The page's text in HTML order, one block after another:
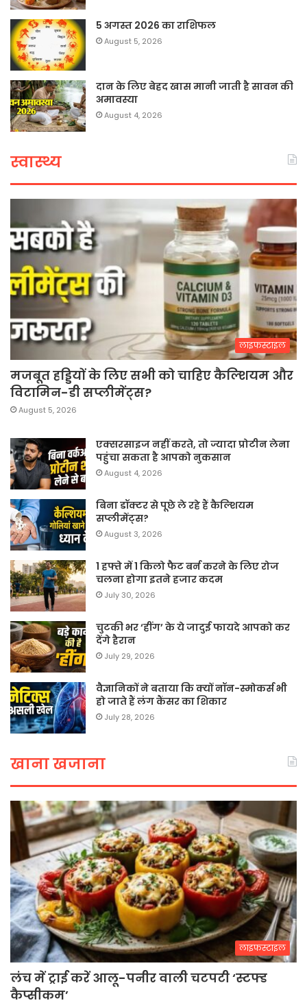
5 अगस्त 2026 का राशिफल
August 5, 2026
दान के लिए बेहद खास मानी जाती है सावन की
अमावस्या
August 4, 2026
स्वास्थ्य
लाइफस्टाइल
मजबूत हड्डियों के लिए सभी को चाहिए कैल्शियम और
विटामिन-डी सप्लीमेंट्स?
August 5, 2026
एक्सरसाइज नहीं करते, तो ज्यादा प्रोटीन लेना
पहुंचा सकता है आपको नुकसान
August 4, 2026
बिना डॉक्टर से पूछे ले रहे हैं कैल्शियम
सप्लीमेंट्स?
August 3, 2026
1 हफ्ते में 1 किलो फैट बर्न करने के लिए रोज
चलना होगा इतने हजार कदम
July 30, 2026
चुटकी भर ‘हींग’ के ये जादुई फायदे आपको कर
देंगे हैरान
July 29, 2026
वैज्ञानिकों ने बताया कि क्यों नॉन-स्मोकर्स भी
हो जाते हैं लंग कैंसर का शिकार
July 28, 2026
खाना खजाना
लाइफस्टाइल
लंच में ट्राई करें आलू-पनीर वाली चटपटी ‘स्टफ्ड
कैप्सीकम’